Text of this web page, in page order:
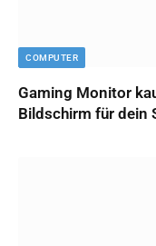
COMPUTER
Gaming Monitor
Bildschirm für dein